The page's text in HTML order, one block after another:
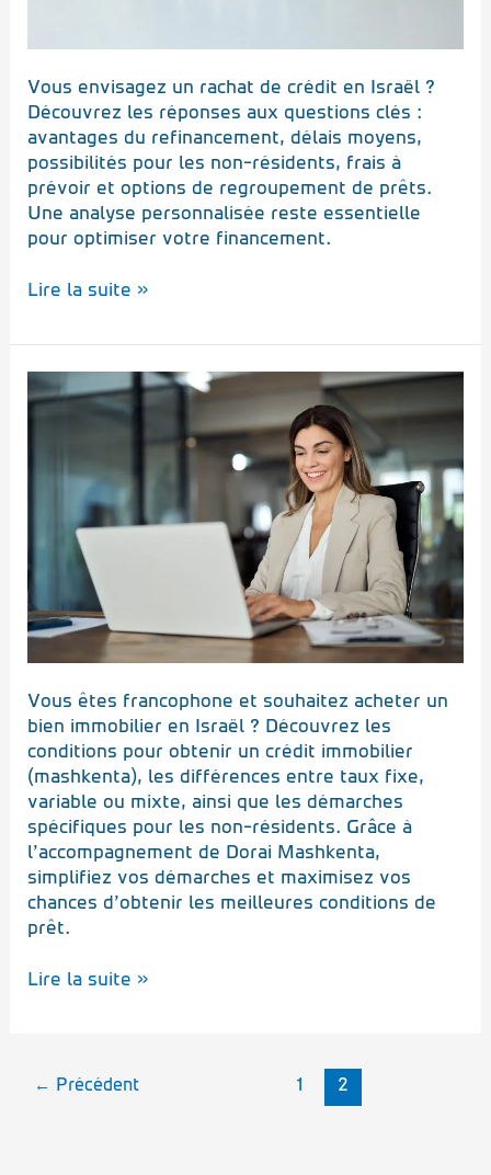
Vous envisagez un rachat de crédit en Israël ?
Découvrez les réponses aux questions clés :
avantages du refinancement, délais moyens,
possibilités pour les non-résidents, frais à
prévoir et options de regroupement de prêts.
Une analyse personnalisée reste essentielle
pour optimiser votre financement.
Lire la suite »
Vous êtes francophone et souhaitez acheter un
bien immobilier en Israël ? Découvrez les
conditions pour obtenir un crédit immobilier
(mashkenta), les différences entre taux fixe,
variable ou mixte, ainsi que les démarches
spécifiques pour les non-résidents. Grâce à
l’accompagnement de Dorai Mashkenta,
simplifiez vos démarches et maximisez vos
chances d’obtenir les meilleures conditions de
prêt.
Acheter
en
immobilier
(Mashkenta)
pour
un
francophone
?
Lire la suite »
← Précédent 1 2